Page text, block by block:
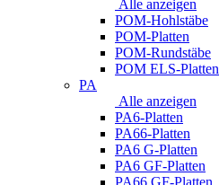
Alle anzeigen
POM-Hohlstäbe
POM-Platten
POM-Rundstäbe
POM ELS-Platten
PA
Alle anzeigen
PA6-Platten
PA66-Platten
PA6 G-Platten
PA6 GF-Platten
PA66 GF-Platten